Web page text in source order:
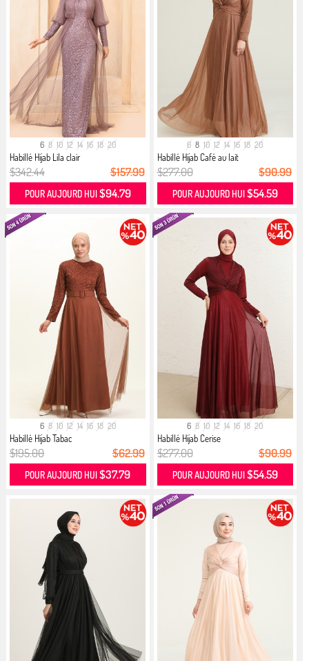
6 8 10 12 14 16 18 20
Habillé Hijab Lila clair
$342.44 $157.99
POUR AUJOURD HUI $94.79
6 8 10 12 14 16 18 20
Habillé Hijab Café au lait
$277.00 $90.99
POUR AUJOURD HUI $54.59
6 8 10 12 14 16 18 20
Habillé Hijab Tabac
$195.00 $62.99
POUR AUJOURD HUI$37.79
6 8 10 12 14 16 18 20
Habillé Hijab Cerise
$277.00 $90.99
POUR AUJOURD HUI $54.59